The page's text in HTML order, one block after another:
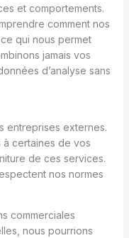
et comportements.
comment nos
qui nous permet
jamais vos
d’analyse sans
entreprises externes.
certaines de vos
de ces services.
nos normes
commerciales
nous pourrions